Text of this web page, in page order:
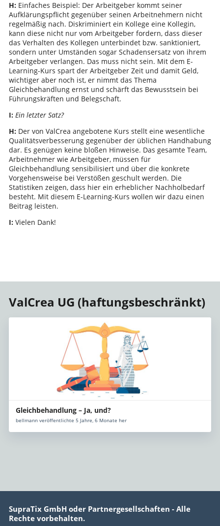
H:Einfaches Beispiel: Der Arbeitgeber kommt seiner
Aufklärungspflicht gegenüber seinen Arbeitnehmern nicht
regelmäßig nach. Diskriminiert ein Kollege eine Kollegin,
kann diese nicht nur vom Arbeitgeber fordern, dass dieser
das Verhalten des Kollegen unterbindet bzw. sanktioniert,
sondern unter Umständen sogar Schadensersatz von ihrem
Arbeitgeber verlangen. Das muss nicht sein. Mit dem E-
Learning-Kurs spart der Arbeitgeber Zeit und damit Geld,
wichtiger aber noch ist, er nimmt das Thema
Gleichbehandlung ernst und schärft das Bewusstsein bei
Führungskräften und Belegschaft.
I: Ein letzter Satz?
H:Der von ValCrea angebotene Kurs stellt eine wesentliche
Qualitätsverbesserung gegenüber der üblichen Handhabung
dar. Es genügen keine bloßen Hinweise. Das gesamte Team,
Arbeitnehmer wie Arbeitgeber, müssen für
Gleichbehandlung sensibilisiert und über die konkrete
Vorgehensweise bei Verstößen geschult werden. Die
Statistiken zeigen, dass hier ein erheblicher Nachholbedarf
besteht. Mit diesem E-Learning-Kurs wollen wir dazu einen
Beitrag leisten.
I:Vielen Dank!
ValCrea UG (haftungsbeschränkt)
Gleichbehandlung – Ja, und?
bellmann veröffentlichte 5 Jahre, 6 Monate her
SupraTix GmbH oder Partnergesellschaften - Alle
Rechte vorbehalten.